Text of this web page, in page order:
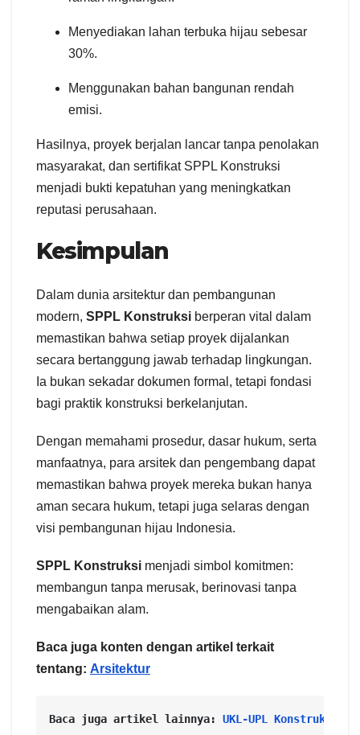
Menyediakan lahan terbuka hijau sebesar
30%.
Menggunakan bahan bangunan rendah
emisi.
Hasilnya, proyek berjalan lancar tanpa penolakan
masyarakat, dan sertifikat SPPL Konstruksi
menjadi bukti kepatuhan yang meningkatkan
reputasi perusahaan.
Kesimpulan
Dalam dunia arsitektur dan pembangunan
modern, SPPL Konstruksi berperan vital dalam
memastikan bahwa setiap proyek dijalankan
secara bertanggung jawab terhadap lingkungan.
Ia bukan sekadar dokumen formal, tetapi fondasi
bagi praktik konstruksi berkelanjutan.
Dengan memahami prosedur, dasar hukum, serta
manfaatnya, para arsitek dan pengembang dapat
memastikan bahwa proyek mereka bukan hanya
aman secara hukum, tetapi juga selaras dengan
visi pembangunan hijau Indonesia.
SPPL Konstruksi menjadi simbol komitmen:
membangun tanpa merusak, berinovasi tanpa
mengabaikan alam.
Baca juga konten dengan artikel terkait
tentang: Arsitektur
Baca juga artikel lainnya: UKL-UPL Konstruksi: